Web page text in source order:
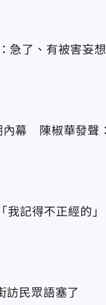
急了、有被害妄想
內幕 陳椒華發聲
記得不正經的」
民眾語塞了